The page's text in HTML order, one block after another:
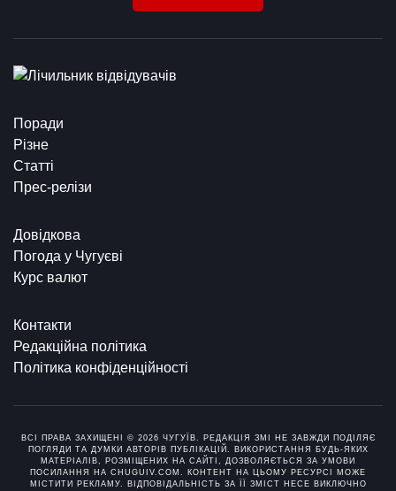
Поради
Різне
Статті
Прес-релізи
Довідкова
Погода у Чугуєві
Курс валют
Контакти
Редакційна політика
Політика конфіденційності
ВСІ ПРАВА ЗАХИЩЕНІ © 2026 ЧУГУЇВ. РЕДАКЦІЯ ЗМІ НЕ ЗАВЖДИ ПОДІЛЯЄ
ПОГЛЯДИ ТА ДУМКИ АВТОРІВ ПУБЛІКАЦІЙ. ВИКОРИСТАННЯ БУДЬ-ЯКИХ
МАТЕРІАЛІВ, РОЗМІЩЕНИХ НА САЙТІ, ДОЗВОЛЯЄТЬСЯ ЗА УМОВИ
ПОСИЛАННЯ НА CHUGUIV.COM. КОНТЕНТ НА ЦЬОМУ РЕСУРСІ МОЖЕ
МІСТИТИ РЕКЛАМУ. ВІДПОВІДАЛЬНІСТЬ ЗА ЇЇ ЗМІСТ НЕСЕ ВИКЛЮЧНО